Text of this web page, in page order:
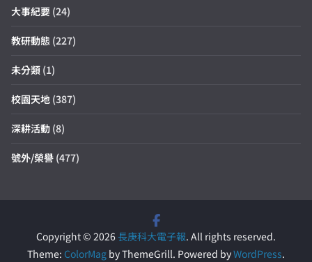
大事紀要 (24)
教研動態 (227)
未分類 (1)
校園天地 (387)
深耕活動 (8)
號外/榮譽 (477)
Copyright © 2026長庚科大電子報. All rights reserved.
Theme: ColorMag by ThemeGrill. Powered byWordPress.